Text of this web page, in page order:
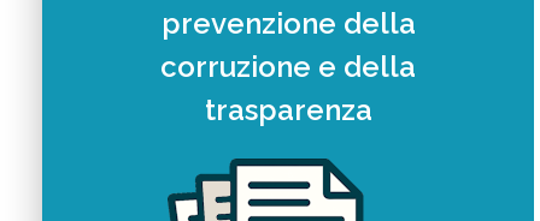
prevenzione della
corruzione e della
trasparenza